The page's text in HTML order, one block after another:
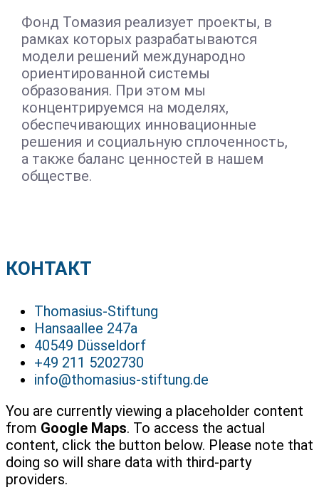
Фонд Томазия реализует проекты, в
рамках которых разрабатываются
модели решений международно
ориентированной системы
образования. При этом мы
концентрируемся на моделях,
обеспечивающих инновационные
решения и социальную сплоченность,
а также баланс ценностей в нашем
обществе.
КОНТАКТ
Thomasius-Stiftung
Hansaallee 247a
40549 Düsseldorf
+49 211 5202730
info@thomasius-stiftung.de
You are currently viewing a placeholder content
from Google Maps. To access the actual
content, click the button below. Please note that
doing so will share data with third-party
providers.